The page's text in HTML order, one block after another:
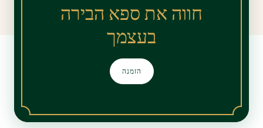
חווה את ספא הבירה
בעצמך
הזמנה